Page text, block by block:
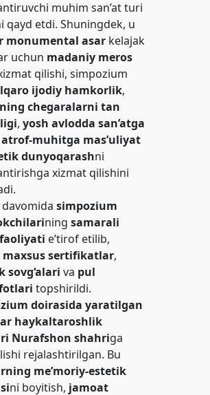
muhim san’at turi
qayd etdi. Shuningdek, u
monumental asar kelajak
uchun madaniy meros
qilishi, simpozium
ijodiy hamkorlik,
chegaralarni tan
,yosh avlodda san’atga
atrof-muhitga mas’uliyat
dunyoqarashni
xizmat qilishini
davomidasimpozium
ningsamarali
e’tirof etilib,
maxsus sertifikatlar,
sovg‘alari va pul
topshirildi.
doirasida yaratilgan
haykaltaroshlik
Nurafshon shahriga
rejalashtirilgan. Bu
me’moriy-estetik
ni boyitish, jamoat